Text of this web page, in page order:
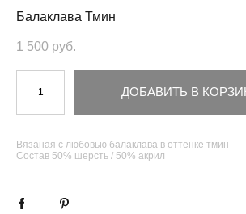
Балаклава Тмин
1 500 pуб.
ДОБАВИТЬ В
Вязаная с любовью балаклава в оттенке тмин
Состав 50% шерсть / 50% акрил